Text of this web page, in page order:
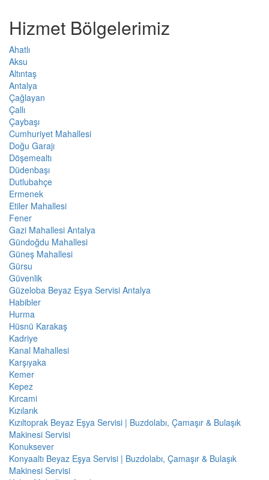
Hizmet Bölgelerimiz
Ahatlı
Aksu
Altıntaş
Antalya
Çağlayan
Çallı
Çaybaşı
Cumhuriyet Mahallesi
Doğu Garajı
Döşemealtı
Düdenbaşı
Dutlubahçe
Ermenek
Etiler Mahallesi
Fener
Gazi Mahallesi Antalya
Gündoğdu Mahallesi
Güneş Mahallesi
Gürsu
Güvenlik
Güzeloba Beyaz Eşya Servisi Antalya
Habibler
Hurma
Hüsnü Karakaş
Kadriye
Kanal Mahallesi
Karşıyaka
Kemer
Kepez
Kırcami
Kızılarık
Kızıltoprak Beyaz Eşya Servisi | Buzdolabı, Çamaşır & Bulaşık
Makinesi Servisi
Konuksever
Konyaaltı Beyaz Eşya Servisi | Buzdolabı, Çamaşır & Bulaşık
Makinesi Servisi